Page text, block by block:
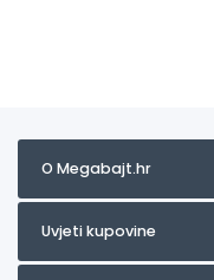
O Megabajt.hr
Uvjeti kupovine